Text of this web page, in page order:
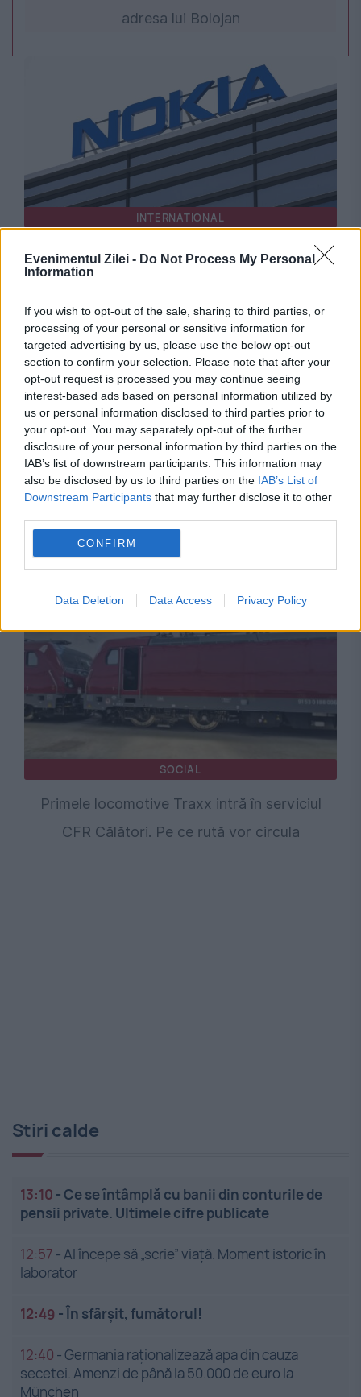
Evenimentul Zilei - Do Not Process My Personal
Information
If you wish to opt-out of the sale, sharing to third parties, or
processing of your personal or sensitive information for
targeted advertising by us, please use the below opt-out
section to confirm your selection. Please note that after your
opt-out request is processed you may continue seeing
interest-based ads based on personal information utilized by
us or personal information disclosed to third parties prior to
your opt-out. You may separately opt-out of the further
disclosure of your personal information by third parties on the
IAB’s list of downstream participants. This information may
also be disclosed by us to third parties on the IAB’s List of
Downstream Participants that may further disclose it to other
CONFIRM
Data Deletion Data Access Privacy Policy
adresa lui Bolojan
INTERNATIONAL
Mărirea și decăderea Nokia. Cum a ajuns
gigantul de 30% din piața mondială o simplă
amintire
SOCIAL
Scurgeri de GPL la un tren de marfă din
Constanța. Mersul trenurilor a fost afectat
SOCIAL
Primele locomotive Traxx intră în serviciul
CFR Călători. Pe ce rută vor circula
Stiri calde
13:10 -Ce se întâmplă cu banii din conturile de
pensii private. Ultimele cifre publicate
12:57 -AI începe să „scrie” viață. Moment istoric în
laborator
12:49 -În sfârșit, fumătorul!
12:40 -Germania raționalizează apa din cauza
secetei. Amenzi de până la 50.000 de euro la
München